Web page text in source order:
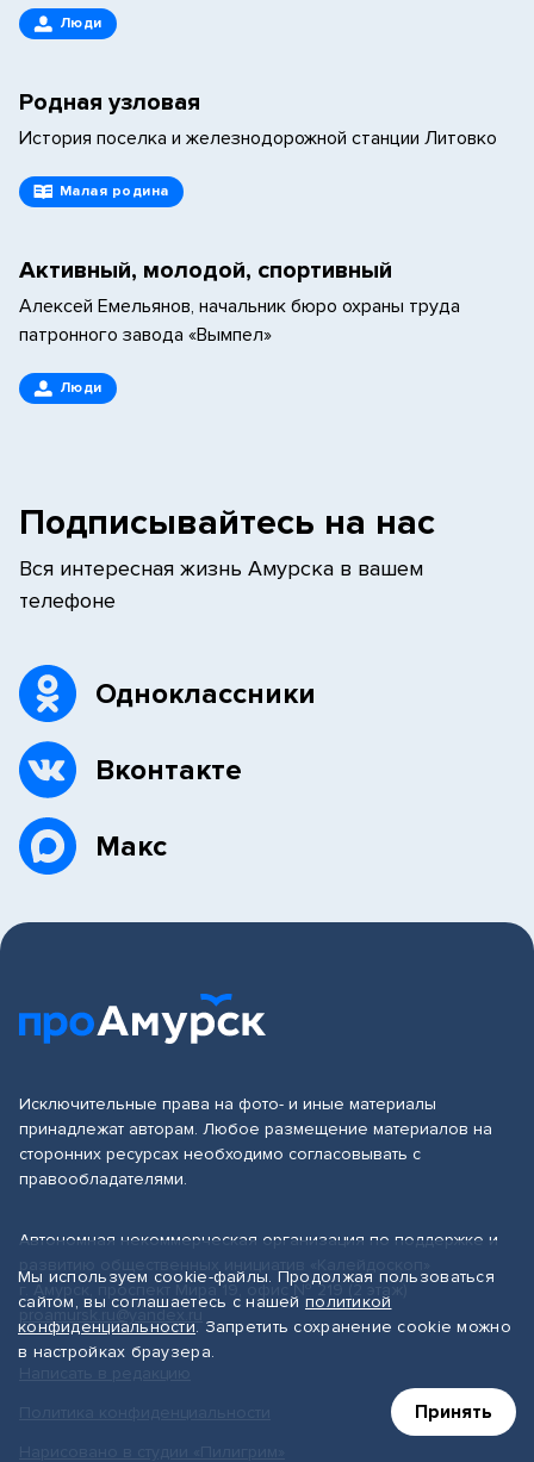
Люди
Родная узловая
История поселка и железнодорожной станции Литовко
Малая родина
Активный, молодой, спортивный
Алексей Емельянов, начальник бюро охраны труда
патронного завода «Вымпел»
Люди
Подписывайтесь на нас
Вся интересная жизнь Амурска в вашем
телефоне
Одноклассники
Вконтакте
Макс
Исключительные права на фото- и иные материалы
принадлежат авторам. Любое размещение материалов на
сторонних ресурсах необходимо согласовывать с
правообладателями.
Автономная некоммерческая организация по поддержке и
г. Амурск, проспект Мира 19, офис № 219 (2 этаж)
proamursk.ru@yandex.ru
Мы используем cookie-файлы. Продолжая пользоваться
сайтом, вы соглашаетесь с нашей политикой
конфиденциальности. Запретить сохранение cookie можно
в настройках браузера.
Принять